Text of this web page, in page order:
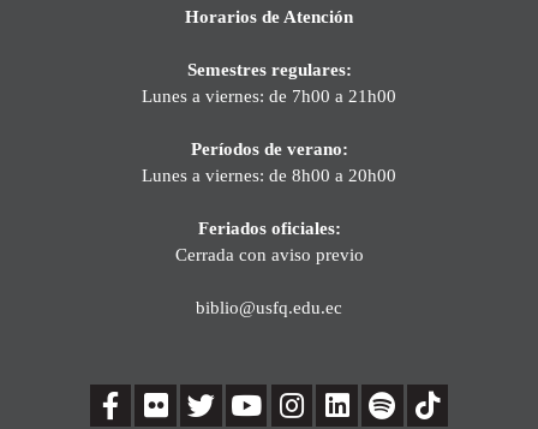
Horarios de Atención
Semestres regulares:
Lunes a viernes: de 7h00 a 21h00
Períodos de verano:
Lunes a viernes: de 8h00 a 20h00
Feriados oficiales:
Cerrada con aviso previo
biblio@usfq.edu.ec